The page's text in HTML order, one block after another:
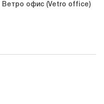
Ветро офис (Vetro office)